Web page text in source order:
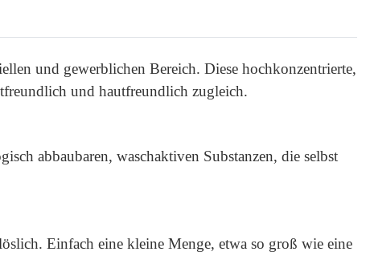
und gewerblichen Bereich. Diese hochkonzentrierte,
und hautfreundlich zugleich.
abbaubaren, waschaktiven Substanzen, die selbst
Einfach eine kleine Menge, etwa so groß wie eine